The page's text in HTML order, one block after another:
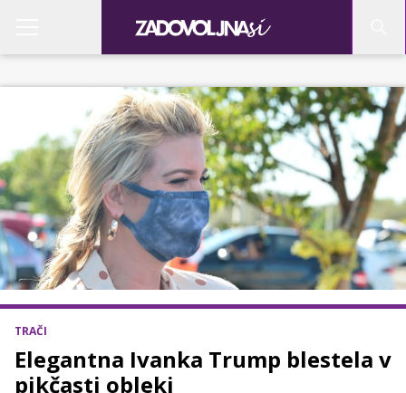
TRAČI
Elegantna Ivanka Trump blestela v
pikčasti obleki